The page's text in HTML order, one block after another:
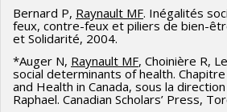
,Jake Murdoch,Évelyne Lapierre-
Brodeur,Francois Vaillancourt
William Coffey,Dietlind Stolle,Alain
Katherine Gray-Donald,Gilles Paradis
Benoît Laplante,Éric Latimer,
Bernard P, Raynault MF. Inégalités
feux, contre-feux et piliers de bien-
et Solidarité, 2004.
*Auger N, Raynault MF, Choinière R,
social determinants of health.
and Health in Canada, sous la
Raphael. Canadian Scholars’ Press,